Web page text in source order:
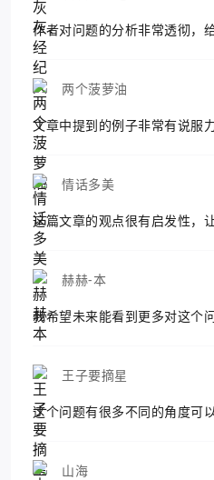
作者对问题的分析非常透彻，
两个菠萝油
文章中提到的例子非常有说服
情话多美
这篇文章的观点很有启发性，
赫赫-本
我希望未来能看到更多对这个
王子要摘星
这个问题有很多不同的角度可
山海